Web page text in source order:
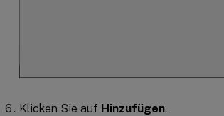
Klicken Sie auf Hinzufügen.